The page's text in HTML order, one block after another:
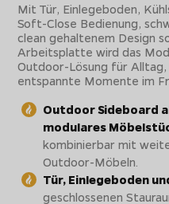
Mit Tür, Einlegeboden,
Soft-Close Bedienung,
clean gehaltenem Design
Arbeitsplatte wird das
Outdoor-Lösung für Alltag,
entspannte Momente im
Outdoor Sideboard
modulares
kombinierbar mit
Outdoor-Möbeln.
Tür, Einlegeboden
geschlossenen